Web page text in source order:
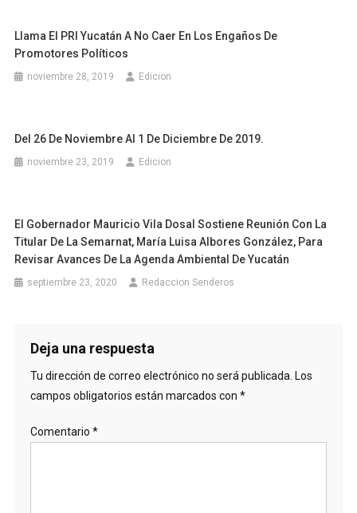
Llama El PRI Yucatán A No Caer En Los Engaños De
Promotores Políticos
noviembre 28, 2019 Edicion
Del 26 De Noviembre Al 1 De Diciembre De 2019.
noviembre 23, 2019 Edicion
El Gobernador Mauricio Vila Dosal Sostiene Reunión Con La
Titular De La Semarnat, María Luisa Albores González, Para
Revisar Avances De La Agenda Ambiental De Yucatán
septiembre 23, 2020 Redaccion Senderos
Deja una respuesta
Tu dirección de correo electrónico no será publicada. Los
campos obligatorios están marcados con *
Comentario *